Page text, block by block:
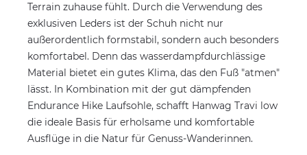
Terrain zuhause fühlt. Durch die Verwendung des
exklusiven Leders ist der Schuh nicht nur
außerordentlich formstabil, sondern auch besonders
komfortabel. Denn das wasserdampfdurchlässige
Material bietet ein gutes Klima, das den Fuß "atmen"
lässt. In Kombination mit der gut dämpfenden
Endurance Hike Laufsohle, schafft Hanwag Travi low
die ideale Basis für erholsame und komfortable
Ausflüge in die Natur für Genuss-Wanderinnen.